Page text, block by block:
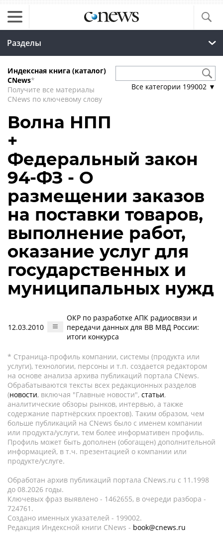
Разделы
Индексная книга (каталог)
CNews*
Получите все материалы
CNews по ключевому слову
Все категории 199002 ▼
Волна НПП
+
Федеральный закон
94-ФЗ - О
размещении заказов
на поставки товаров,
выполнение работ,
оказание услуг для
государственных и
муниципальных нужд
12.03.2010
ОКР по разработке АПК радиосвязи и
передачи данных для ВВ МВД России:
итоги конкурса
* Страница-профиль компании, системы (продукта или
услуги), технологии, персоны и т.п. создается редактором
на основе анализа архива публикаций портала CNews.
Обрабатываются тексты всех редакционных разделов
(новости, включая "Главные новости", статьи,
аналитические обзоры рынков, интервью, а также
содержание партнёрских проектов). Таким образом, чем
больше публикаций на CNews было с именем компании
или продукта/услуги, тем более информативен профиль.
Профиль может быть дополнен (обогащен) дополнительной
информацией, в т.ч. презентацией о компании или
продукте/услуге.
Обработан архив публикаций портала CNews.ru c 11.1998
до 08.2026 годы.
Ключевых фраз выявлено - 1462655, в очереди разбора -
724761.
Создано именных указателей - 199002.
Редакция Индексной книги CNews - book@cnews.ru